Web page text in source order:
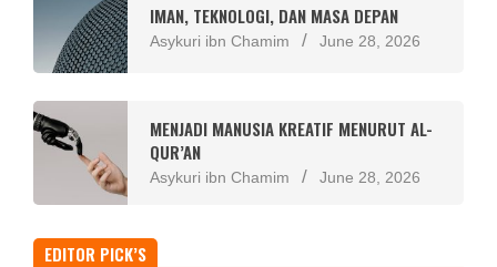
IMAN, TEKNOLOGI, DAN MASA DEPAN
Asykuri ibn Chamim June 28, 2026
MENJADI MANUSIA KREATIF MENURUT AL-
QUR’AN
Asykuri ibn Chamim June 28, 2026
EDITOR PICK’S